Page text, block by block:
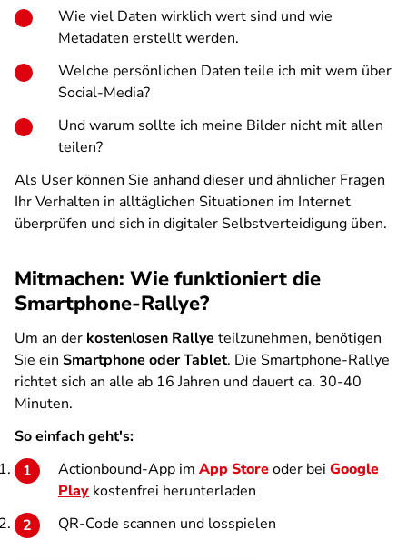
Wie viel Daten wirklich wert sind und wie
Metadaten erstellt werden.
Welche persönlichen Daten teile ich mit wem über
Social-Media?
Und warum sollte ich meine Bilder nicht mit allen
teilen?
Als User können Sie anhand dieser und ähnlicher Fragen
Ihr Verhalten in alltäglichen Situationen im Internet
überprüfen und sich in digitaler Selbstverteidigung üben.
Mitmachen: Wie funktioniert die
Smartphone-Rallye?
Um an der kostenlosen Rallye teilzunehmen, benötigen
Sie ein Smartphone oder Tablet. Die Smartphone-Rallye
richtet sich an alle ab 16 Jahren und dauert ca. 30-40
Minuten.
So einfach geht's:
Actionbound-App im App Storeoder bei Google
Play kostenfrei herunterladen
QR-Code scannen und losspielen